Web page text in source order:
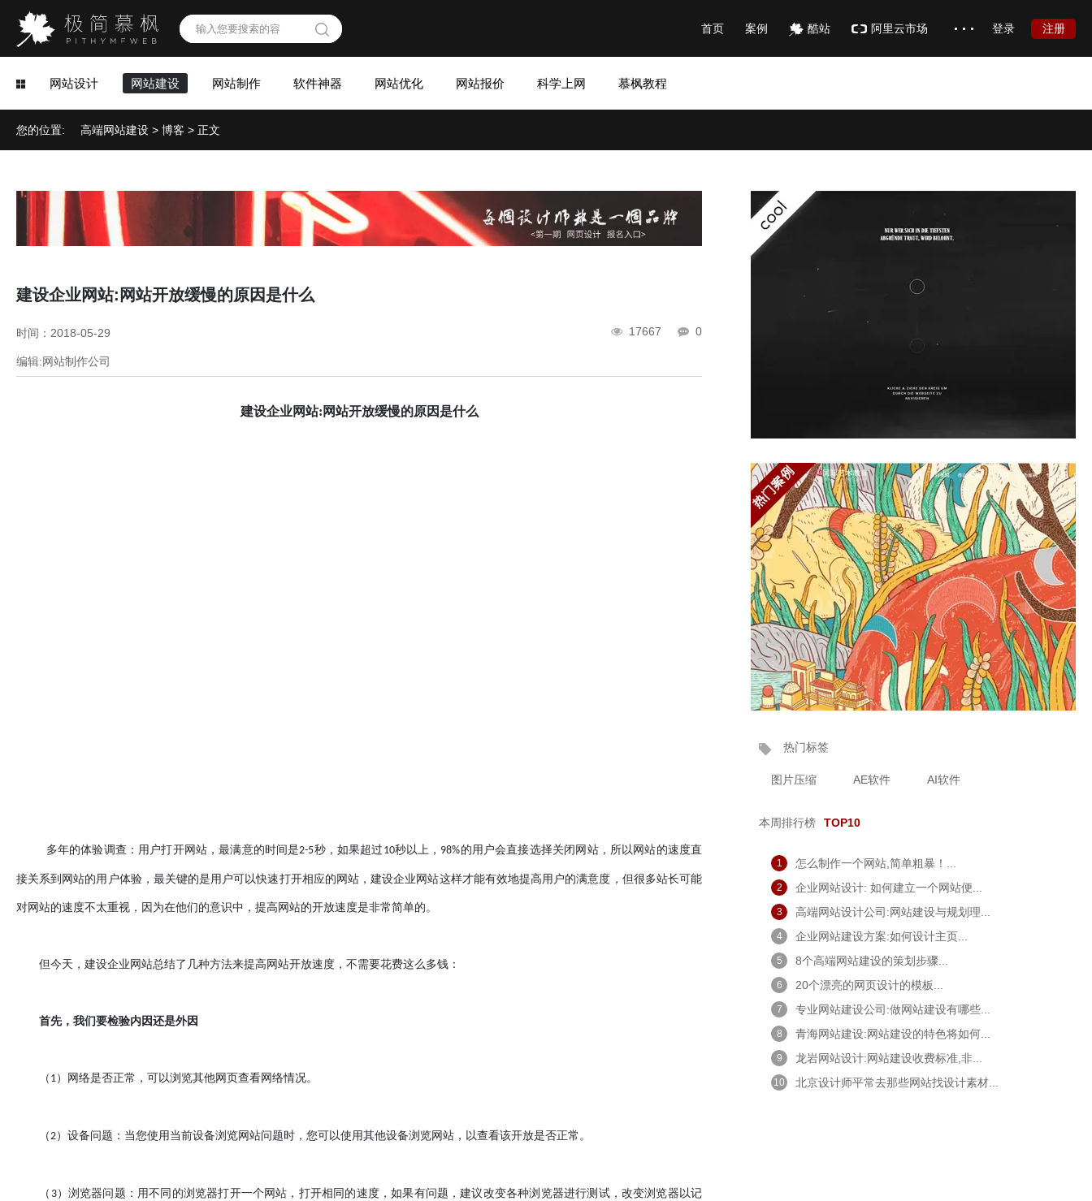
首页 案例 酷站 阿里云市场
在线帮助
登录 注册
网站设计 网站建设 网站制作 软件神器 网站优化 网站报价 科学上网 慕枫教程
您的位置: 高端网站建设 > 博客 > 正文
建设企业网站:网站开放缓慢的原因是什么
时间：2018-05-29
编辑:网站制作公司
17667 0
建设企业网站:网站开放缓慢的原因是什么
多年的体验调查：用户打开网站，最满意的时间是2-5秒，如果超过 10秒以上， 98%的用户会直接选择关闭网站，所以网站的速度直
接关系到网站的用户体验，最关键的是用户可以快速打开相应的网站，建设企业网站这样才能有效地提高用户的满意度，但很多站长可能
对网站的速度不太重视，因为在他们的意识中，提高网站的开放速度是非常简单的。
但今天，建设企业网站总结了几种方法来提高网站开放速度，不需要花费这么多钱：
首先，我们要检验内因还是外因
（ 1）网络是否正常，可以浏览其他网页查看网络情况。
（2）设备问题：当您使用当前设备浏览网站问题时，您可以使用其他设备浏览网站，以查看该开放是否正常。
（ 3）浏览器问题：用不同的浏览器打开一个网站，打开相同的速度，如果有问题，建议改变各种浏览器进行测试，改变浏览器以记
热门标签
图片压缩 AE软件 AI软件
本周排行榜 TOP10
1 怎么制作一个网站,简单粗暴！...
2 企业网站设计: 如何建立一个网站便...
3 高端网站设计公司:网站建设与规划理...
4 企业网站建设方案:如何设计主页...
5 8个高端网站建设的策划步骤...
6 20个漂亮的网页设计的模板...
7 专业网站建设公司:做网站建设有哪些...
8 青海网站建设:网站建设的特色将如何...
9 龙岩网站设计:网站建设收费标准,非...
10 北京设计师平常去那些网站找设计素材...